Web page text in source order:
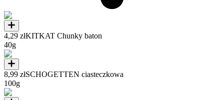
4,29 złKITKAT Chunky baton
40g
8,99 złSCHOGETTEN ciasteczkowa
100g